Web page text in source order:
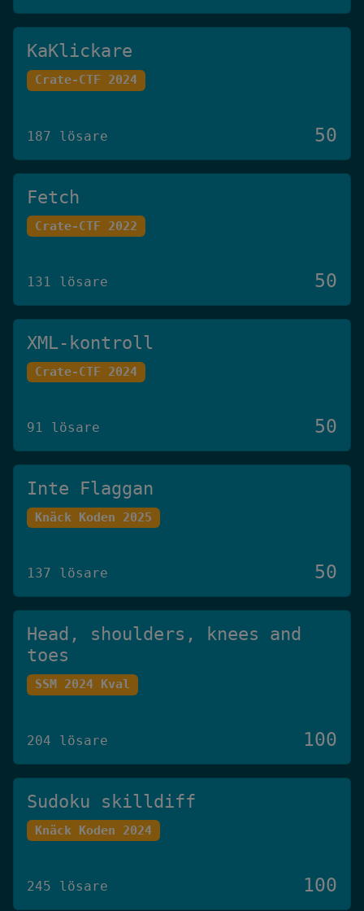
KaKlickare
Crate-CTF 2024
187 lösare 50
Fetch
Crate-CTF 2022
131 lösare 50
XML-kontroll
Crate-CTF 2024
91 lösare 50
Inte Flaggan
Knäck Koden 2025
137 lösare 50
Head, shoulders, knees and
toes
SSM 2024 Kval
204 lösare 100
Sudoku skilldiff
Knäck Koden 2024
245 lösare 100